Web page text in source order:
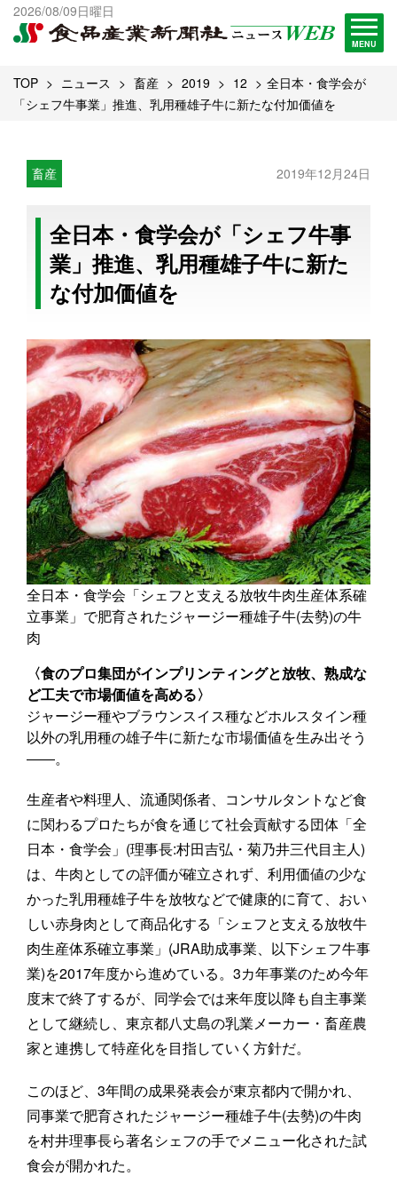
2026/08/09日曜日
MENU
出版物一覧へ
試読・購読申し込み
TOP ニュース 畜産 2019 12
全日本・食学会が
「シェフ牛事業」推進、乳用種雄子牛に新たな付加価値を
畜産 2019年12月24日
全日本・食学会が「シェフ牛事
業」推進、乳用種雄子牛に新た
な付加価値を
全日本・食学会「シェフと支える放牧牛肉生産体系確
立事業」で肥育されたジャージー種雄子牛(去勢)の牛
肉
〈食のプロ集団がインプリンティングと放牧、熟成な
ど工夫で市場価値を高める〉
ジャージー種やブラウンスイス種などホルスタイン種
以外の乳用種の雄子牛に新たな市場価値を生み出そう
――。
生産者や料理人、流通関係者、コンサルタントなど食
に関わるプロたちが食を通じて社会貢献する団体「全
日本・食学会」(理事長:村田吉弘・菊乃井三代目主人)
は、牛肉としての評価が確立されず、利用価値の少な
かった乳用種雄子牛を放牧などで健康的に育て、おい
しい赤身肉として商品化する「シェフと支える放牧牛
肉生産体系確立事業」(JRA助成事業、以下シェフ牛事
業)を2017年度から進めている。3カ年事業のため今年
度末で終了するが、同学会では来年度以降も自主事業
として継続し、東京都八丈島の乳業メーカー・畜産農
家と連携して特産化を目指していく方針だ。
このほど、3年間の成果発表会が東京都内で開かれ、
同事業で肥育されたジャージー種雄子牛(去勢)の牛肉
を村井理事長ら著名シェフの手でメニュー化された試
食会が開かれた。